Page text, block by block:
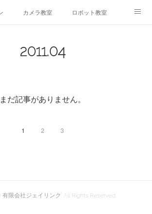
カメラ教室 ロボット教室
2011.04
まだ記事がありません。
1 2 3
限会社ジェイリンク. All Rights Reserved.